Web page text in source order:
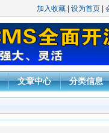
加入收藏 设为首页
文章中心 分类信息